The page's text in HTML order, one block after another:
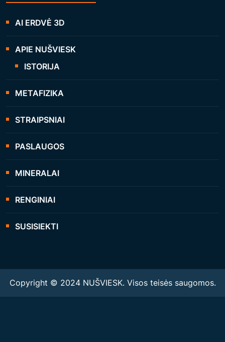
AI ERDVĖ 3D
APIE NUŠVIESK
ISTORIJA
METAFIZIKA
STRAIPSNIAI
PASLAUGOS
MINERALAI
RENGINIAI
SUSISIEKTI
Copyright © 2024 NUŠVIESK. Visos teisės saugomos.